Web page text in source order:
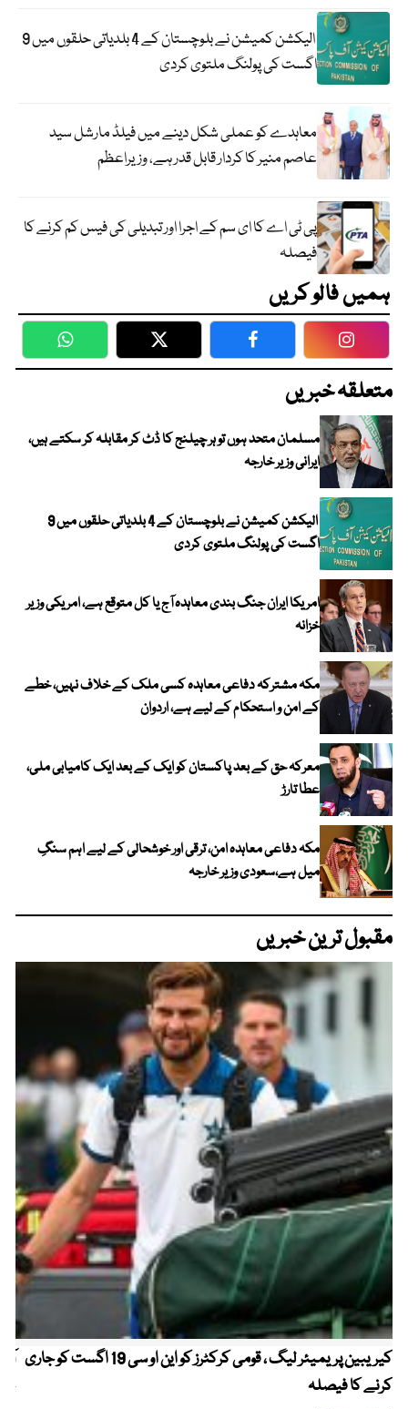
الیکشن کمیشن نے بلوچستان کے 4 بلدیاتی حلقوں میں 9
اگست کی پولنگ ملتوی کردی
معاہدے کو عملی شکل دینے میں فیلڈ مارشل سید
عاصم منیر کا کردار قابل قدر ہے، وزیراعظم
پی ٹی اے کا ای سم کے اجرا اور تبدیلی کی فیس کم کرنے کا
فیصلہ
ہمیں فالو کریں
WhatsApp Twitter Facebook
متعلقہ خبریں
مسلمان متحد ہوں تو ہر چیلنج کا ڈٹ کر مقابلہ کر سکتے ہیں،
ایرانی وزیر خارجہ
الیکشن کمیشن نے بلوچستان کے 4 بلدیاتی حلقوں میں 9
اگست کی پولنگ ملتوی کردی
امریکا ایران جنگ بندی معاہدہ آج یا کل متوقع ہے، امریکی وزیر
خزانہ
مکہ مشترکہ دفاعی معاہدہ کسی ملک کے خلاف نہیں، خطے
کے امن و استحکام کے لیے ہے، اردوان
معرکہ حق کے بعد پاکستان کو ایک کے بعد ایک کامیابی ملی،
عطا تارڑ
مکہ دفاعی معاہدہ امن، ترقی اور خوشحالی کے لیے اہم سنگِ
میل ہے،سعودی وزیر خارجہ
مقبول ترین خبریں
کیریبین پریمیئر لیگ ، قومی کرکٹرز کو این او سی 19 اگست کو جاری
کرنے کا فیصلہ